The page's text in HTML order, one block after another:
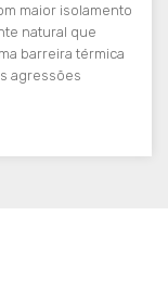
maior isolamento
natural que
barreira térmica
agressões